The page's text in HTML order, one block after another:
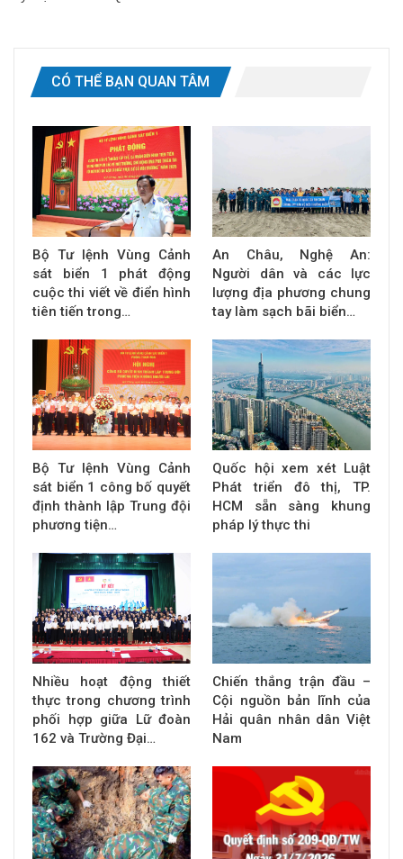
CÓ THỂ BẠN QUAN TÂM
Bộ Tư lệnh Vùng Cảnh
sát biển 1 phát động
cuộc thi viết về điển hình
tiên tiến trong…
An Châu, Nghệ An:
Người dân và các lực
lượng địa phương chung
tay làm sạch bãi biển…
Bộ Tư lệnh Vùng Cảnh
sát biển 1 công bố quyết
định thành lập Trung đội
phương tiện…
Quốc hội xem xét Luật
Phát triển đô thị, TP.
HCM sẵn sàng khung
pháp lý thực thi
Nhiều hoạt động thiết
thực trong chương trình
phối hợp giữa Lữ đoàn
162 và Trường Đại…
Chiến thắng trận đầu –
Cội nguồn bản lĩnh của
Hải quân nhân dân Việt
Nam